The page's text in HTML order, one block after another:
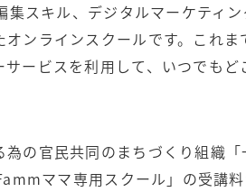
スキル、デジタルマーケティ
ンラインスクールです。これ
ービスを利用して、いつでも
の官民共同のまちづくり組織
ママ専用スクール」の受講